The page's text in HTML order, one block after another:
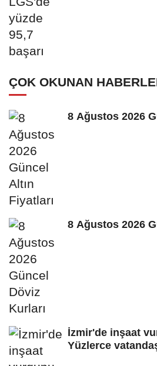
ÇOK OKUNAN
8 Ağustos 2026
8 Ağustos 2026
İzmir'de inşaat
Yüzlerce